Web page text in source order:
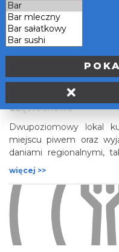
więcej >>
Browar
Częstochowa
Dwupoziomowy lokal
miejscu piwem oraz
daniami regionalnymi,
znakomita golonka w
więcej >>